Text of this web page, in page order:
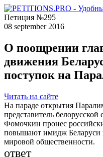
Петиция №295
08 september 2016
О поощрении
движения
поступок на
Читать на сайте
На параде открытия
представитель
Фомочкин пронес
повышают имидж Беларуси в
мировой общественности.
ответ